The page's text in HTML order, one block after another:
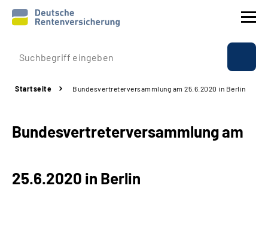
Prävention
Rente
Startseite Bundesvertreterversammlung am 25.6.2020 in Berlin
Bundesvertreterversammlung am
25.6.2020 in Berlin